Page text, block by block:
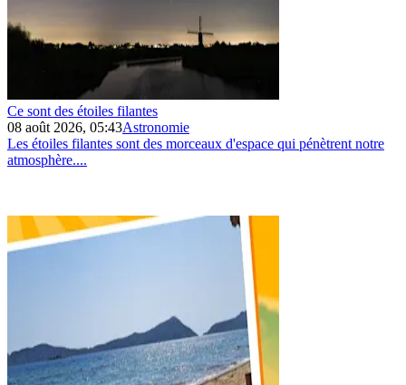
Ce sont des étoiles filantes
08 août 2026, 05:43Astronomie
Les étoiles filantes sont des morceaux d'espace qui pénètrent notre
atmosphère....